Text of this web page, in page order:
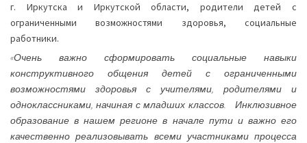
г. Иркутска и Иркутской области, родители детей с
ограниченными возможностями здоровья, социальные
работники.
«Очень важно сформировать социальные навыки
конструктивного общения детей с ограниченными
возможностями здоровья с учителями, родителями и
одноклассниками, начиная с младших классов. Инклюзивное
образование в нашем регионе в начале пути и важно его
качественно реализовывать всеми участниками процесса